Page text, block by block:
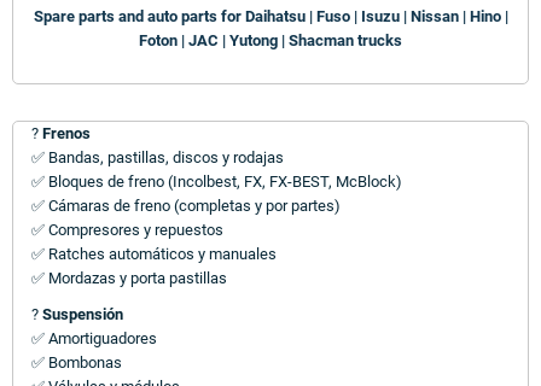
Spare parts and auto parts for Daihatsu | Fuso | Isuzu | Nissan | Hino |
Foton | JAC | Yutong | Shacman trucks
? Frenos
✅ Bandas, pastillas, discos y rodajas
✅ Bloques de freno (Incolbest, FX, FX-BEST, McBlock)
✅ Cámaras de freno (completas y por partes)
✅ Compresores y repuestos
✅ Ratches automáticos y manuales
✅ Mordazas y porta pastillas
? Suspensión
✅ Amortiguadores
✅ Bombonas